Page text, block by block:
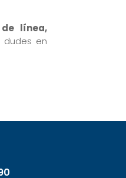
línea,
dudes en